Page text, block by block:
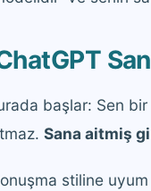
başlar: Sen
Sana aitmiş
stiline